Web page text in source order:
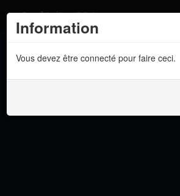
Information
Vous devez être connecté pour faire ceci.
Atelier 801
Dev Tracker
Langue